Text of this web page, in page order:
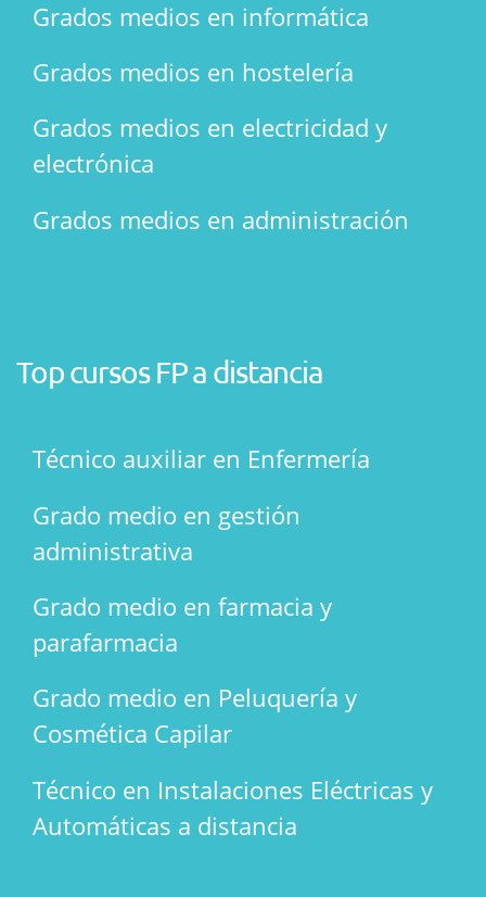
Grados medios en informática
Grados medios en hostelería
Grados medios en electricidad y
electrónica
Grados medios en administración
Top cursos FP a distancia
Técnico auxiliar en Enfermería
Grado medio en gestión
administrativa
Grado medio en farmacia y
parafarmacia
Grado medio en Peluquería y
Cosmética Capilar
Técnico en Instalaciones Eléctricas y
Automáticas a distancia